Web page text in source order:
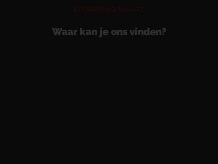
SITUERING KAART
Waar kan je ons vinden?